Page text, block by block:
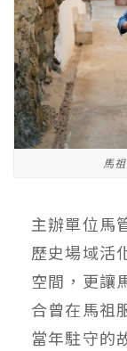
馬
主辦單位馬
歷史場域活
空間，更讓
合曾在馬祖
當年駐守的